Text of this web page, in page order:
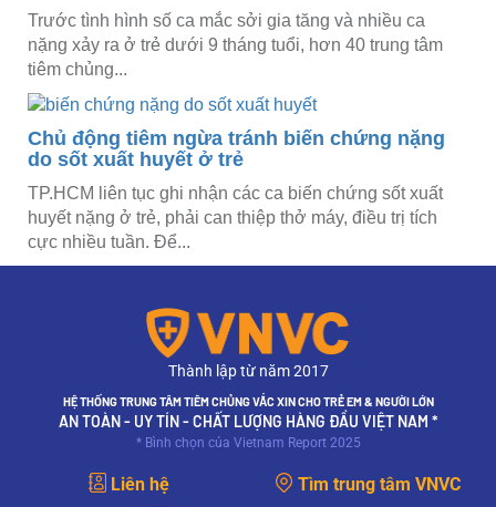
Trước tình hình số ca mắc sởi gia tăng và nhiều ca
nặng xảy ra ở trẻ dưới 9 tháng tuổi, hơn 40 trung tâm
tiêm chủng...
Chủ động tiêm ngừa tránh biến chứng nặng
do sốt xuất huyết ở trẻ
TP.HCM liên tục ghi nhận các ca biến chứng sốt xuất
huyết nặng ở trẻ, phải can thiệp thở máy, điều trị tích
cực nhiều tuần. Để...
Thành lập từ năm 2017
HỆ THỐNG TRUNG TÂM TIÊM CHỦNG VẮC XIN CHO TRẺ EM & NGƯỜI LỚN
AN TOÀN - UY TÍN - CHẤT LƯỢNG HÀNG ĐẦU VIỆT NAM *
* Bình chọn của Vietnam Report 2025
Liên hệ
Tìm trung tâm VNVC